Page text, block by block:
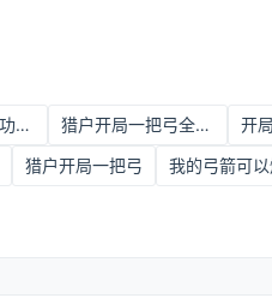
开局猎户我的武功无上限 猎户开局一把弓全文免费阅读最新章
猎户开局一把弓